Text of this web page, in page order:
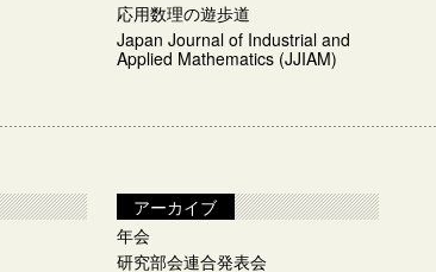
応用数理の遊歩道
Japan Journal of Industrial and
Applied Mathematics (JJIAM)
アーカイブ
年会
研究部会連合発表会